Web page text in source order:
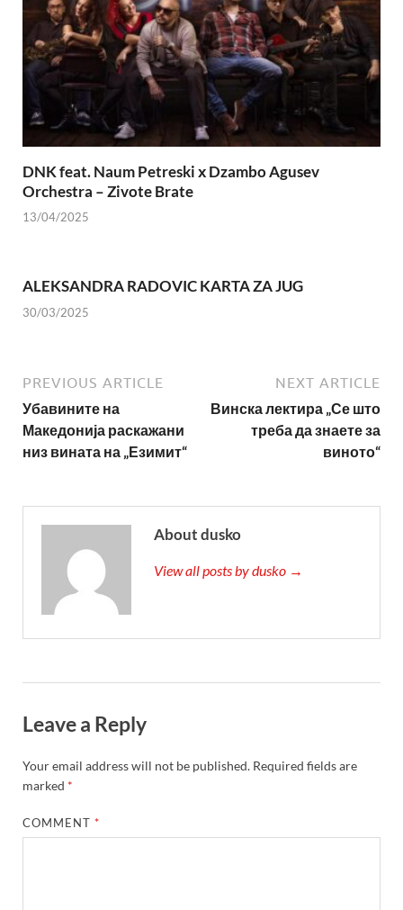
DNK feat. Naum Petreski х Dzambo Agusev
Orchestra – Zivote Brate
13/04/2025
ALEKSANDRA RADOVIC KARTA ZA JUG
30/03/2025
PREVIOUS ARTICLE
Убавините на
Македонија раскажани
низ вината на „Езимит“
NEXT ARTICLE
Винска лектира „Се што
треба да знаете за
виното“
About dusko
View all posts by dusko →
Leave a Reply
Your email address will not be published. Required fields are
marked *
COMMENT*